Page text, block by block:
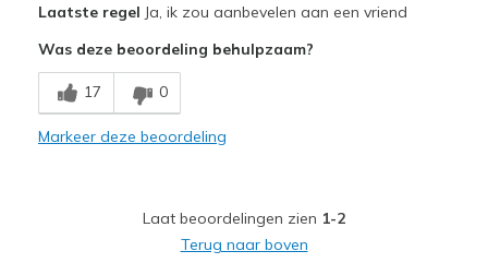
Comfortable
Faux fur lining & collar for Warmth. Thick sole.
Laatste regel Ja, ik zou aanbevelen aan een vriend
Was deze beoordeling behulpzaam?
17 0
Markeer deze beoordeling
Laat beoordelingen zien 1-2
Terug naar boven